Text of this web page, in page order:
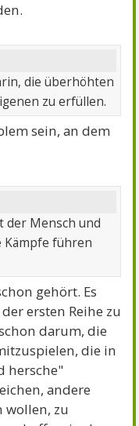
die überhöhten
zu erfüllen.
sein, an dem
der Mensch und
Kämpfe führen
gehört. Es
ersten Reihe zu
darum, die
die in
hersche"
andere
wollen, zu